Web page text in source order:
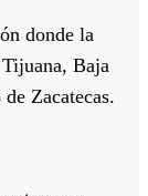
donde la
Baja
Zacatecas.